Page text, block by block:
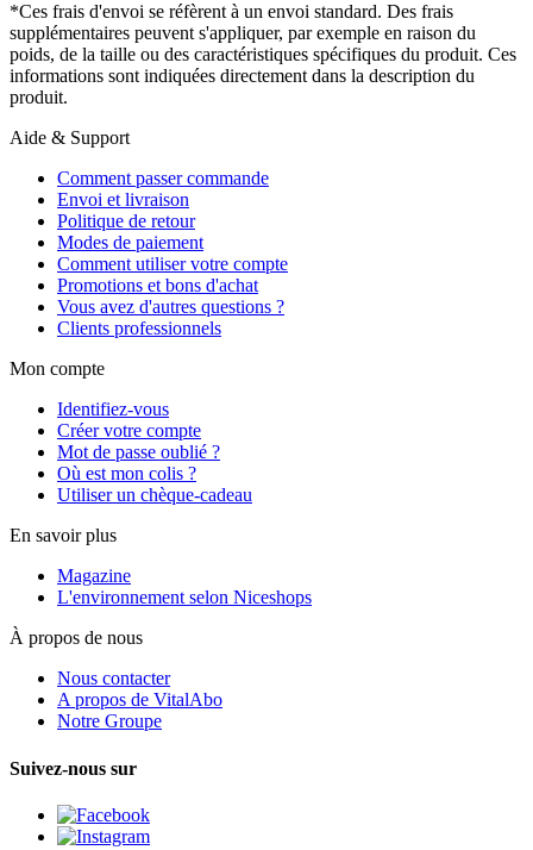
*Ces frais d'envoi se réfèrent à un envoi standard. Des frais
supplémentaires peuvent s'appliquer, par exemple en raison du
poids, de la taille ou des caractéristiques spécifiques du produit. Ces
informations sont indiquées directement dans la description du
produit.
Aide & Support
Comment passer commande
Envoi et livraison
Politique de retour
Modes de paiement
Comment utiliser votre compte
Promotions et bons d'achat
Vous avez d'autres questions ?
Clients professionnels
Mon compte
Identifiez-vous
Créer votre compte
Mot de passe oublié ?
Où est mon colis ?
Utiliser un chèque-cadeau
En savoir plus
Magazine
L'environnement selon Niceshops
À propos de nous
Nous contacter
A propos de VitalAbo
Notre Groupe
Suivez-nous sur